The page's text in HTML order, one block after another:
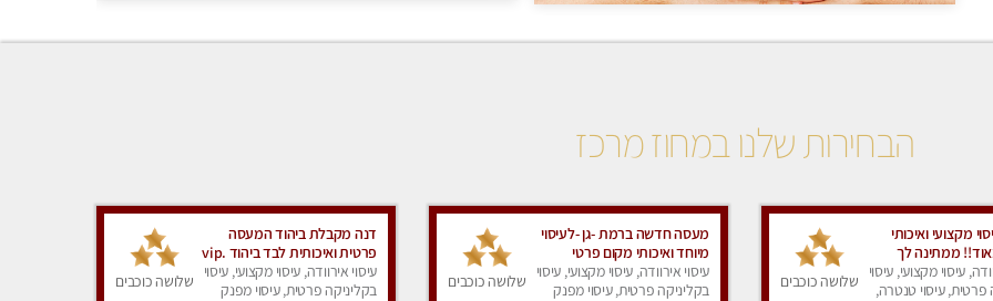
הבחירות שלנו במחוז מרכז
מקצועי ואיכותי
ממתינה לך
פרטית-ללא מין !!
עיסוי מקצועי, עיסוי
פרטית, עיסוי טנטרה,
שלושה כוכבים
מעסה חדשה ברמת -גן -לעיסוי
מיוחד ואיכותי מקום פרטי
ואינטימי ושקט מומלץ לחלוטין!!
עיסוי אירוודה, עיסוי מקצועי, עיסוי
בקליניקה פרטית, עיסוי מפנק
שלושה כוכבים
דנה מקבלת ביהוד המעסה
פרטית ואיכותית לבד ביהוד .vip
לאמידים בלבד !
עיסוי אירוודה, עיסוי מקצועי, עיסוי
בקליניקה פרטית, עיסוי מפנק
שלושה כוכבים